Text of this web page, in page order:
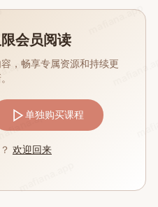
会员阅读
，畅享专属资源和持续更
单独购买课程
欢迎回来
mafiana.app